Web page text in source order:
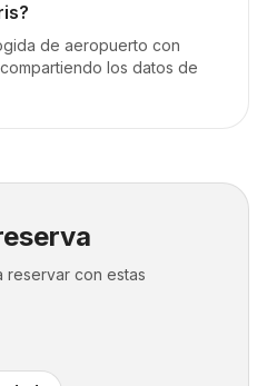
de aeropuerto con
los datos de
reservar con estas